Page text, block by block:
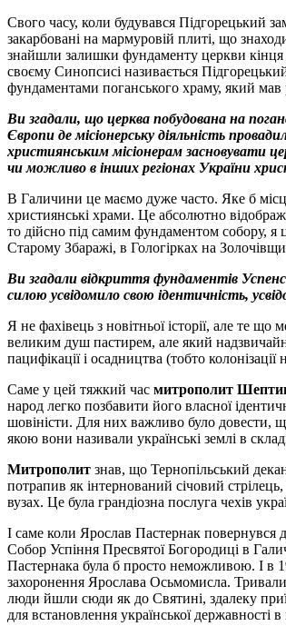
Свого часу, коли будувався Підгорецький
закарбовані на мармуровій плиті, що
знайшли залишки фундаменту церкви кінця
своєму Синопсисі називається
фундаментами поганського храму, який мав
Ви згадали, що церква побудована на
Європи де місіонерську діяльність
християнським місіонерам засновувати
чи можливо в інших регіонах України
В Галичини це маємо дуже часто. Яке б
християнські храми. Це абсолютно
то дійсно під самим фундаментом собору, я
Старому Збаражі, в Гологірках на
Ви згадали відкриття фундаментів
силою усвідомило свою ідентичність,
Я не фахівець з новітньої історії, але те
великим душ пастирем, але який
пацифікації і осадництва (тобто
Саме у цей тяжкий час митрополит
народ легко позбавити його власної
шовіністи. Для них важливо було довести,
якою вони називали українські землі в
Митрополит знав, що Тернопільський
потрапив як інтернований січовий
вузах. Це була грандіозна послуга чехів
І саме коли Ярослав Пастернак
Собор Успіння Пресвятої Богородиці в
Пастернака була б просто неможливою. І в
захоронення Ярослава Осьмомисла.
люди йшли сюди як до Святині, здалеку
для встановлення української державності